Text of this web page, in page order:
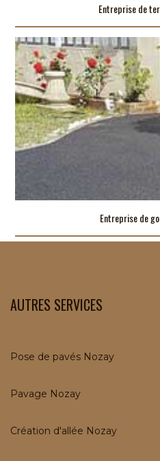
Entreprise de
Entreprise de
AUTRES SERVICES
Pose de pavés Nozay
Pavage Nozay
Création d'allée Nozay